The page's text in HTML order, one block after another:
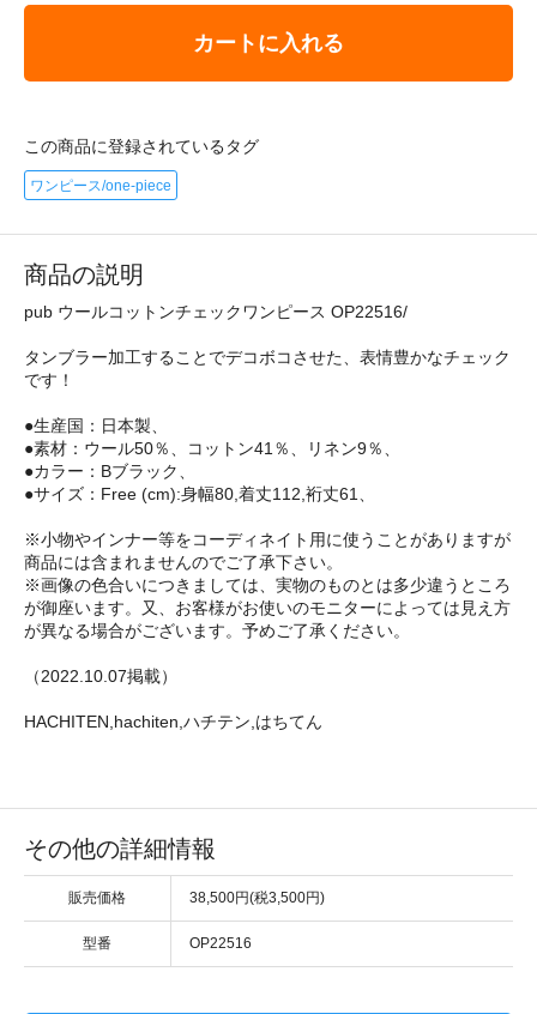
カートに入れる
この商品に登録されているタグ
ワンピース/one-piece
商品の説明
pub ウールコットンチェックワンピース OP22516/
タンブラー加工することでデコボコさせた、表情豊かなチェック
です！
●生産国：日本製、
●素材：ウール50％、コットン41％、リネン9％、
●カラー：Bブラック、
●サイズ：Free (cm):身幅80,着丈112,裄丈61、
※小物やインナー等をコーディネイト用に使うことがありますが
商品には含まれませんのでご了承下さい。
※画像の色合いにつきましては、実物のものとは多少違うところ
が御座います。又、お客様がお使いのモニターによっては見え方
が異なる場合がございます。予めご了承ください。
（2022.10.07掲載）
HACHITEN,hachiten,ハチテン,はちてん
その他の詳細情報
販売価格 38,500円(税3,500円)
型番 OP22516